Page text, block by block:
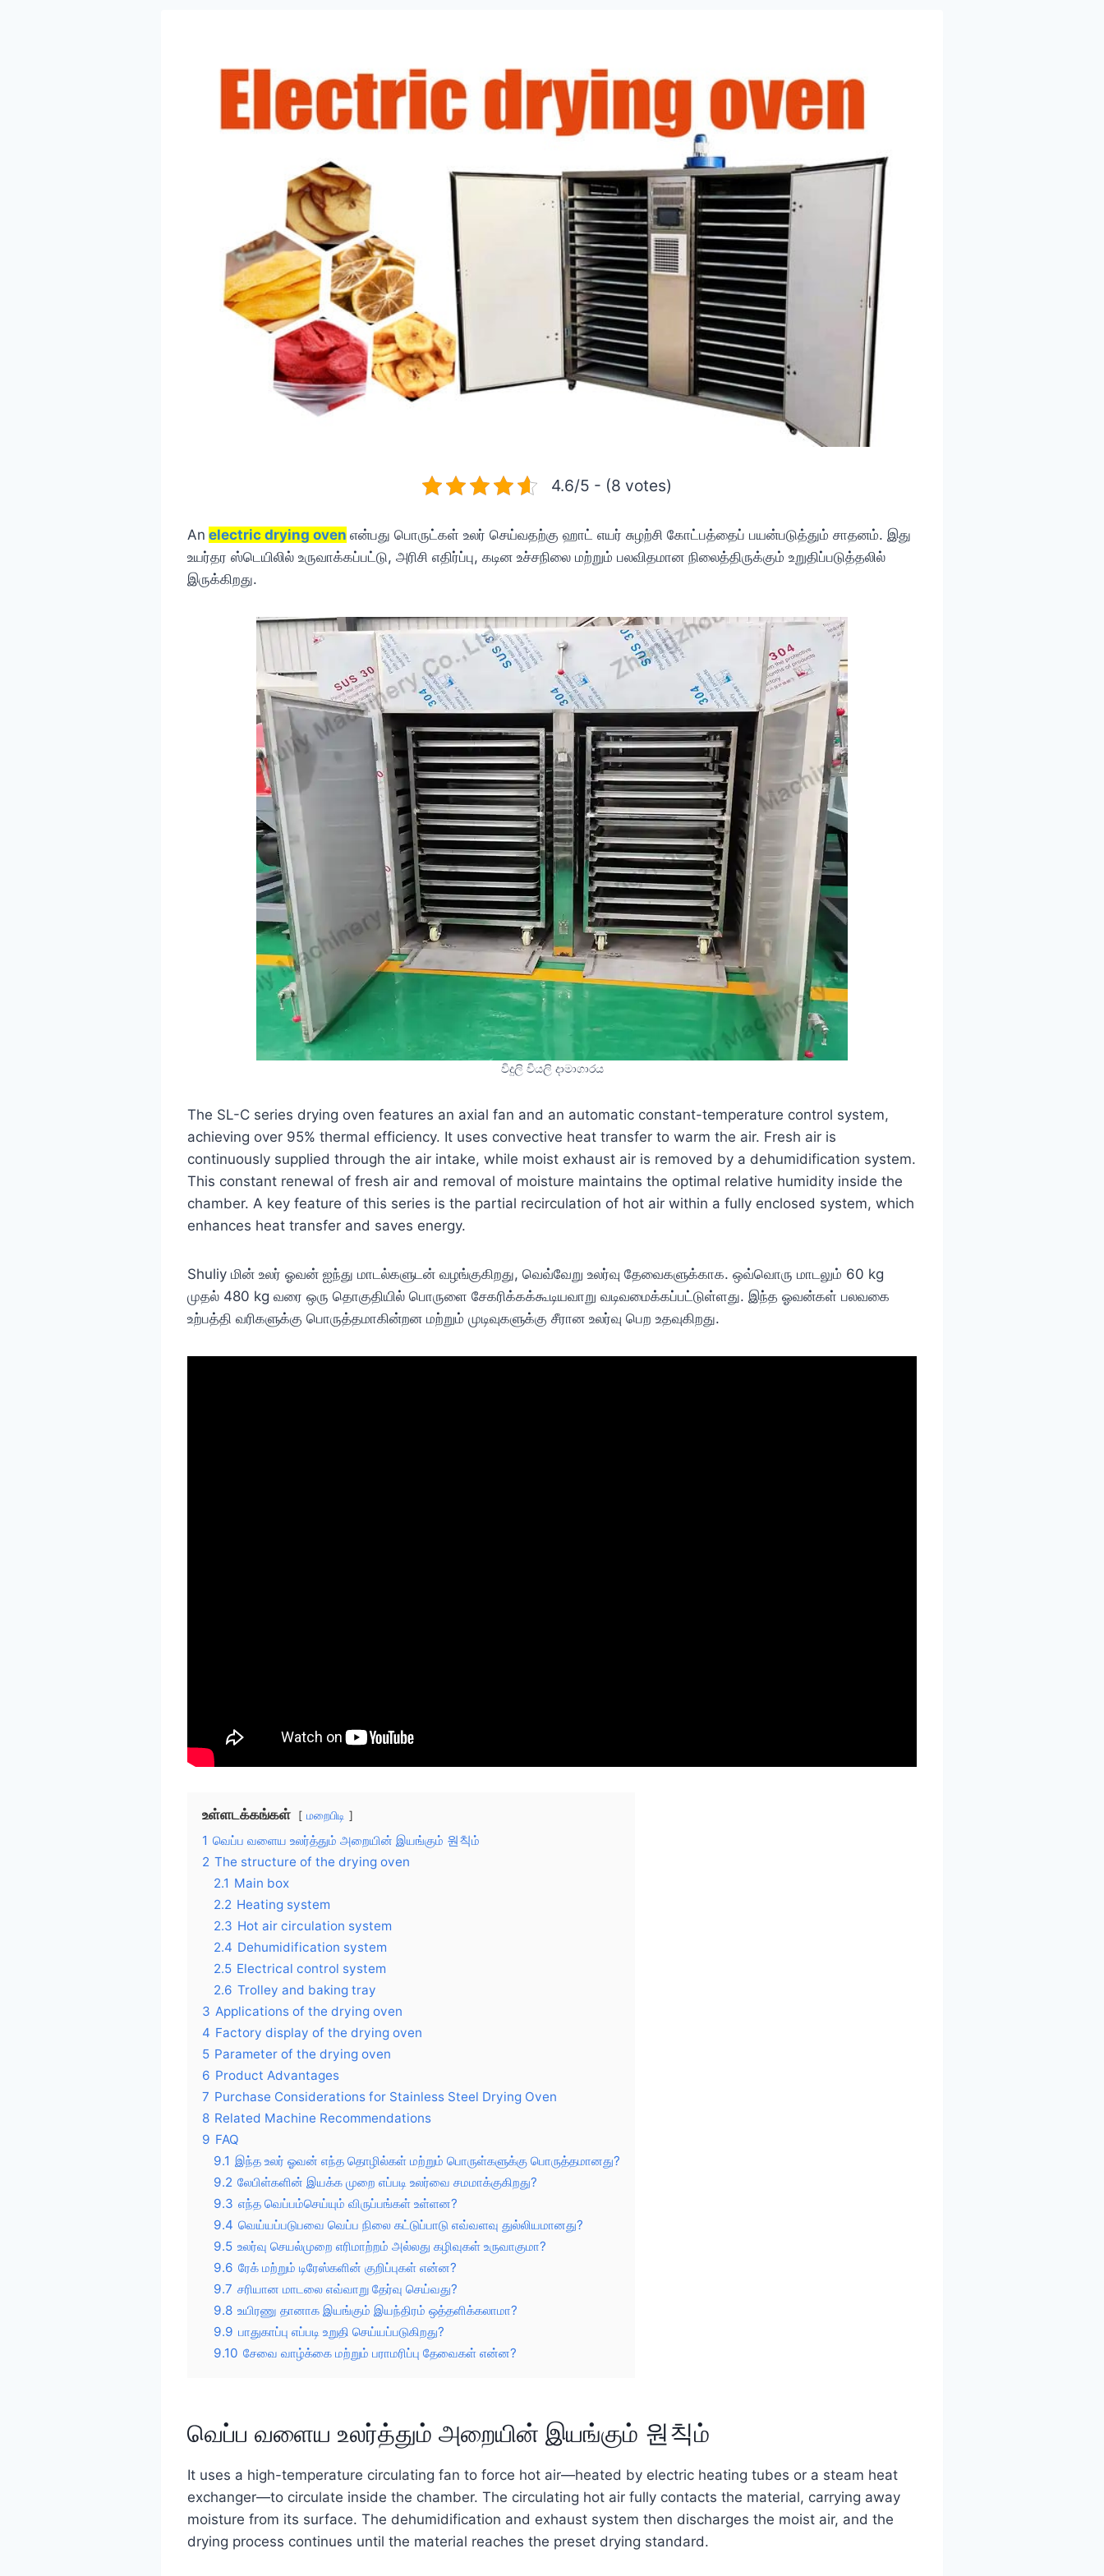
4.6/5 - (8 votes)
An electric drying oven என்பது பொருட்கள் உலர் செய்வதற்கு ஹாட் எயர் சுழற்சி கோட்பத்தைப் பயன்படுத்தும் சாதனம். இது
உயர்தர ஸ்டெயிலில் உருவாக்கப்பட்டு, அரிசி எதிர்ப்பு, கடின உச்சநிலை மற்றும் பலவிதமான நிலைத்திருக்கும் உறுதிப்படுத்தலில்
இருக்கிறது.
විදුලි වියලි දාමාගාරය
The SL-C series drying oven features an axial fan and an automatic constant-temperature control system,
achieving over 95% thermal efficiency. It uses convective heat transfer to warm the air. Fresh air is
continuously supplied through the air intake, while moist exhaust air is removed by a dehumidification system.
This constant renewal of fresh air and removal of moisture maintains the optimal relative humidity inside the
chamber. A key feature of this series is the partial recirculation of hot air within a fully enclosed system, which
enhances heat transfer and saves energy.
Shuliy மின் உலர் ஓவன் ஐந்து மாடல்களுடன் வழங்குகிறது, வெவ்வேறு உலர்வு தேவைகளுக்காக. ஒவ்வொரு மாடலும் 60 kg
முதல் 480 kg வரை ஒரு தொகுதியில் பொருளை சேகரிக்கக்கூடியவாறு வடிவமைக்கப்பட்டுள்ளது. இந்த ஓவன்கள் பலவகை
உற்பத்தி வரிகளுக்கு பொருத்தமாகின்றன மற்றும் முடிவுகளுக்கு சீரான உலர்வு பெற உதவுகிறது.
உள்ளடக்கங்கள் மறைபிடி
1 வெப்ப வளைய உலர்த்தும் அறையின் இயங்கும் 원칙ம்
2 The structure of the drying oven
2.1 Main box
2.2 Heating system
2.3 Hot air circulation system
2.4 Dehumidification system
2.5 Electrical control system
2.6 Trolley and baking tray
3 Applications of the drying oven
4 Factory display of the drying oven
5 Parameter of the drying oven
6 Product Advantages
7 Purchase Considerations for Stainless Steel Drying Oven
8 Related Machine Recommendations
9 FAQ
9.1 இந்த உலர் ஓவன் எந்த தொழில்கள் மற்றும் பொருள்களுக்கு பொருத்தமானது?
9.2 லேபிள்களின் இயக்க முறை எப்படி உலர்வை சமமாக்குகிறது?
9.3 எந்த வெப்பம்செய்யும் விருப்பங்கள் உள்ளன?
9.4 வெய்யப்படுபவை வெப்ப நிலை கட்டுப்பாடு எவ்வளவு துல்லியமானது?
9.5 உலர்வு செயல்முறை எரிமாற்றம் அல்லது கழிவுகள் உருவாகுமா?
9.6 ரேக் மற்றும் டிரேஸ்களின் குறிப்புகள் என்ன?
9.7 சரியான மாடலை எவ்வாறு தேர்வு செய்வது?
9.8 உயிரணு தானாக இயங்கும் இயந்திரம் ஒத்தளிக்கலாமா?
9.9 பாதுகாப்பு எப்படி உறுதி செய்யப்படுகிறது?
9.10 சேவை வாழ்க்கை மற்றும் பராமரிப்பு தேவைகள் என்ன?
வெப்ப வளைய உலர்த்தும் அறையின் இயங்கும் 원칙ம்
It uses a high-temperature circulating fan to force hot air—heated by electric heating tubes or a steam heat
exchanger—to circulate inside the chamber. The circulating hot air fully contacts the material, carrying away
moisture from its surface. The dehumidification and exhaust system then discharges the moist air, and the
drying process continues until the material reaches the preset drying standard.